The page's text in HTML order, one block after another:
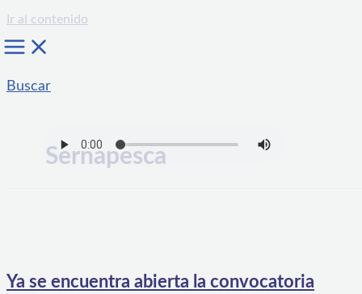
Ir al contenido
Buscar
Sernapesca
Ya se encuentra abierta la convocatoria